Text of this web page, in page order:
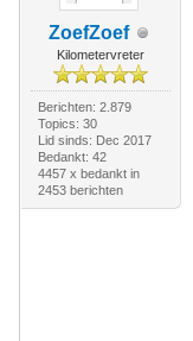
ZoefZoef
Kilometervreter
Berichten: 2.879
Topics: 30
Lid sinds: Dec 2017
Bedankt: 42
4457 x bedankt in
2453 berichten